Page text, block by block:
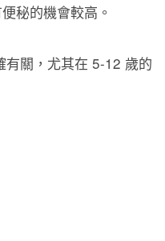
秘的機會較高。
有關，尤其在 5-12 歲的